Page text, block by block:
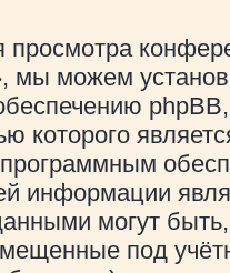
просмотра
мы можем
которого
информации
могут
под